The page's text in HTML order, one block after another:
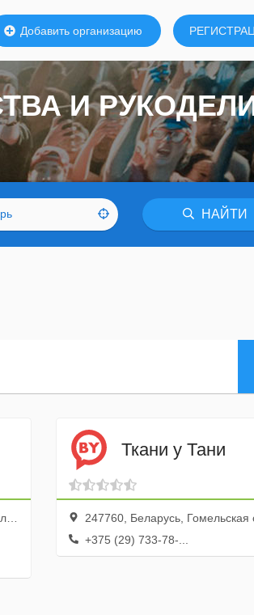
Добавить организацию
НАЙТИ
И
Ткани у Тани
247760, Беларусь, Гомельская область, Мозырь, улица
+375 (29) 733-78-...